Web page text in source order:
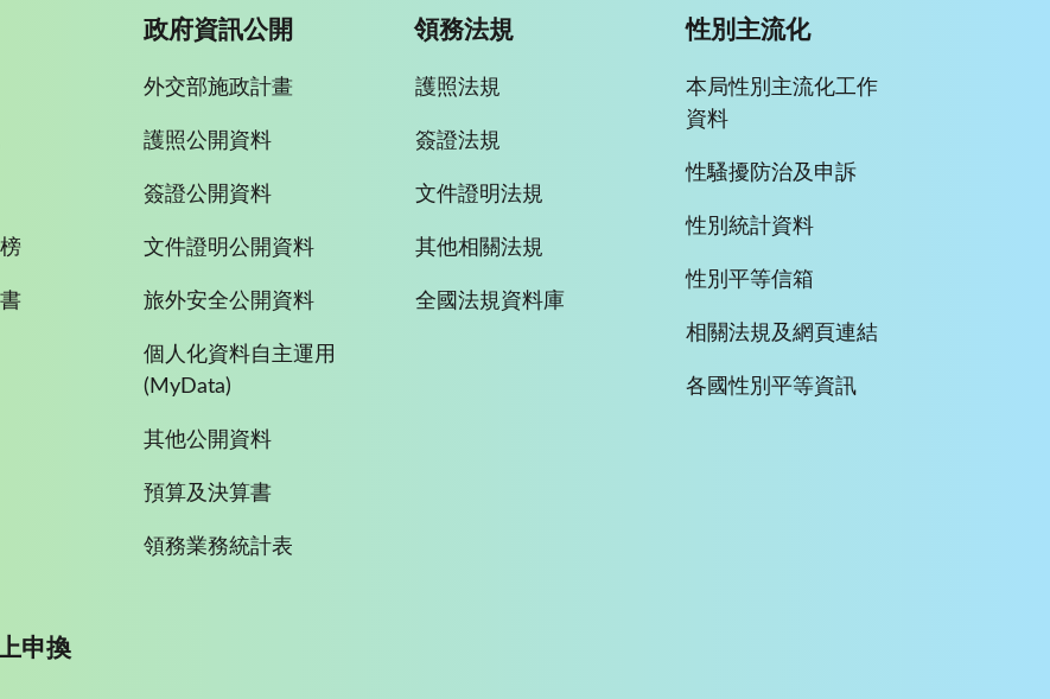
政府資訊公開
外交部施政計畫
護照公開資料
簽證公開資料
文件證明公開資料
旅外安全公開資料
個人化資料自主運用
(MyData)
其他公開資料
預算及決算書
領務業務統計表
領務法規
護照法規
簽證法規
文件證明法規
其他相關法規
全國法規資料庫
性別主流化
本局性別主流化工作
資料
性騷擾防治及申訴
性別統計資料
性別平等信箱
相關法規及網頁連結
各國性別平等資訊
申換